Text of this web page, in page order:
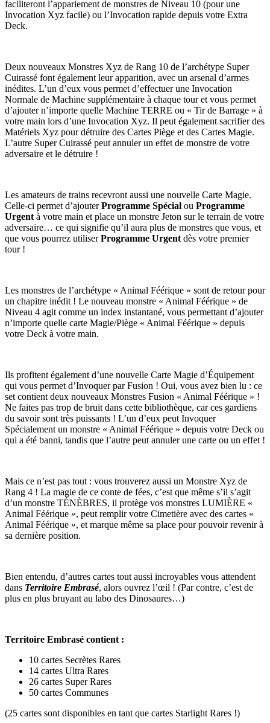
faciliteront l’appariement de monstres de Niveau 10 (pour une
Invocation Xyz facile) ou l’Invocation rapide depuis votre Extra
Deck.
Deux nouveaux Monstres Xyz de Rang 10 de l’archétype Super
Cuirassé font également leur apparition, avec un arsenal d’armes
inédites. L’un d’eux vous permet d’effectuer une Invocation
Normale de Machine supplémentaire à chaque tour et vous permet
d’ajouter n’importe quelle Machine TERRE ou « Tir de Barrage » à
votre main lors d’une Invocation Xyz. Il peut également sacrifier des
Matériels Xyz pour détruire des Cartes Piège et des Cartes Magie.
L’autre Super Cuirassé peut annuler un effet de monstre de votre
adversaire et le détruire !
Les amateurs de trains recevront aussi une nouvelle Carte Magie.
Celle-ci permet d’ajouterProgramme Spécial ou Programme
Urgent à votre main et place un monstre Jeton sur le terrain de votre
adversaire… ce qui signifie qu’il aura plus de monstres que vous, et
que vous pourrez utiliserProgramme Urgent dès votre premier
tour !
Les monstres de l’archétype « Animal Féérique » sont de retour pour
un chapitre inédit ! Le nouveau monstre « Animal Féérique » de
Niveau 4 agit comme un index instantané, vous permettant d’ajouter
n’importe quelle carte Magie/Piège « Animal Féérique » depuis
votre Deck à votre main.
Ils profitent également d’une nouvelle Carte Magie d’Équipement
qui vous permet d’Invoquer par Fusion ! Oui, vous avez bien lu : ce
set contient deux nouveaux Monstres Fusion « Animal Féérique » !
Ne faites pas trop de bruit dans cette bibliothèque, car ces gardiens
du savoir sont très puissants ! L’un d’eux peut Invoquer
Spécialement un monstre « Animal Féérique » depuis votre Deck ou
qui a été banni, tandis que l’autre peut annuler une carte ou un effet !
Mais ce n’est pas tout : vous trouverez aussi un Monstre Xyz de
Rang 4 ! La magie de ce conte de fées, c’est que même s’il s’agit
d’un monstre TÉNÈBRES, il protège vos monstres LUMIÈRE «
Animal Féérique », peut remplir votre Cimetière avec des cartes «
Animal Féérique », et marque même sa place pour pouvoir revenir à
sa dernière position.
Bien entendu, d’autres cartes tout aussi incroyables vous attendent
dans Territoire Embrasé, alors ouvrez l’œil ! (Par contre, c’est de
plus en plus bruyant au labo des Dinosaures…)
Territoire Embrasé contient :
10 cartes Secrètes Rares
14 cartes Ultra Rares
26 cartes Super Rares
50 cartes Communes
(25 cartes sont disponibles en tant que cartes Starlight Rares !)